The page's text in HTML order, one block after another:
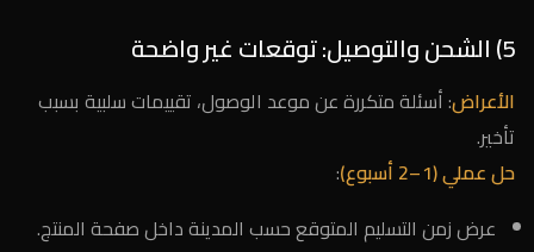
5) الشحن والتوصيل: توقعات غير واضحة
الأعراض: أسئلة متكررة عن موعد الوصول، تقييمات سلبية بسبب
تأخير.
حل عملي (1–2 أسبوع)
:
عرض زمن التسليم المتوقع حسب المدينة داخل صفحة المنتج.